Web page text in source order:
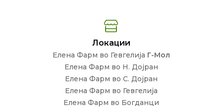
Локации
Елена Фарм во Гевгелија Г-Мол
Елена Фарм во Н. Дојран
Елена Фарм во С. Дојран
Елена Фарм во Гевгелија
Елена Фарм во Богданци